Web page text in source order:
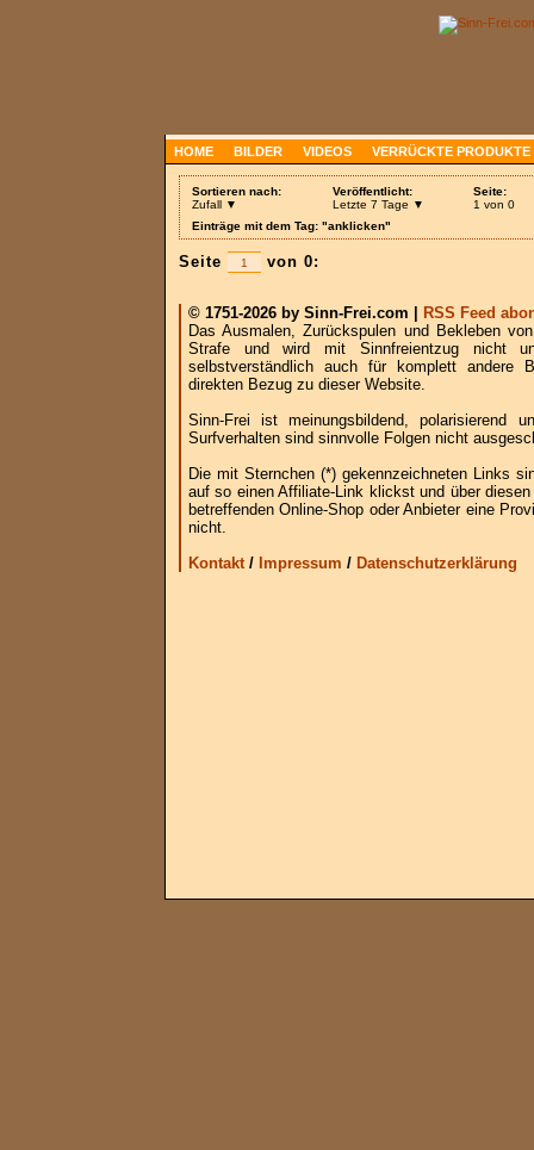
HOME BILDER VIDEOS VERRÜCKTE PRODUKTE
Sortieren nach:
Zufall ▼
Veröffentlicht:
Letzte 7 Tage ▼
Seite:
1 von 0
Einträge mit dem Tag: "anklicken"
Seite von 0:
© 1751-2026 by Sinn-Frei.com |
RSS Feed
Das Ausmalen, Zurückspulen und Bekleben
Strafe und wird mit Sinnfreientzug nicht
selbstverständlich auch für komplett andere
direkten Bezug zu dieser Website.
Sinn-Frei ist meinungsbildend, polarisierend
Surfverhalten sind sinnvolle Folgen nicht
Die mit Sternchen (*) gekennzeichneten Links
auf so einen Affiliate-Link klickst und über
betreffenden Online-Shop oder Anbieter eine
nicht.
Kontakt/ Impressum / Datenschutzerklärung